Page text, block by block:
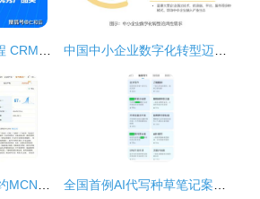
突破传统生产管理流程 CRM驱动数字化工厂升级 中国中小企业数字化转型迈入快车道 一站式数字化服务与内容制作成刚需
手搓AI短片 中专生签约MCN，近日成立数字内容制作服务 全国首例AI代写种草笔记案宣判 数字泔水围城，平台与监管须合力破局